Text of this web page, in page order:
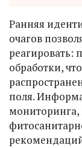
Ранняя
очагов
реагировать:
обработки,
поля.
мониторинга,